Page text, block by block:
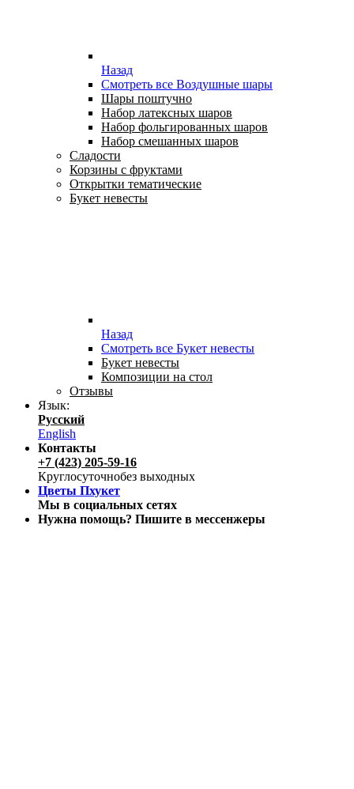
Назад
Смотреть все Воздушные шары
Шары поштучно
Набор латексных шаров
Набор фольгированных шаров
Набор смешанных шаров
Сладости
Корзины с фруктами
Открытки тематические
Букет невесты
Назад
Смотреть все Букет невесты
Букет невесты
Композиции на стол
Отзывы
Язык:
Русский
English
Контакты
+7 (423) 205-59-16
Круглосуточнобез выходных
Цветы Пхукет
Мы в социальных сетях
Нужна помощь? Пишите в мессенжеры